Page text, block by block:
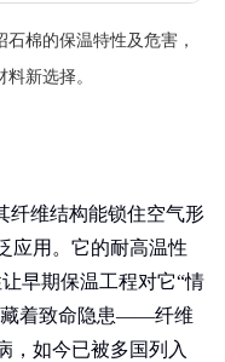
棉的保温特性及危害，
新选择。
纤维结构能锁住空气形
应用。它的耐高温性
早期保温工程对它“情
藏着致命隐患——纤维
，如今已被多国列入